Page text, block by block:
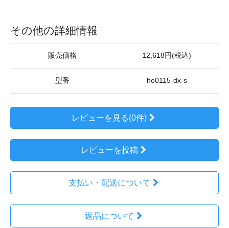
その他の詳細情報
販売価格 12,618円(税込)
型番 ho0115-dx-s
レビューを見る(0件)
レビューを投稿
支払い・配送について
返品について